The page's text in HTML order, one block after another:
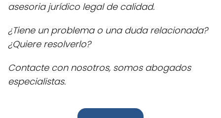
asesoria jurídico legal de calidad.
¿Tiene un problema o una duda relacionada?
¿Quiere resolverlo?
Contacte con nosotros, somos abogados
especialistas.